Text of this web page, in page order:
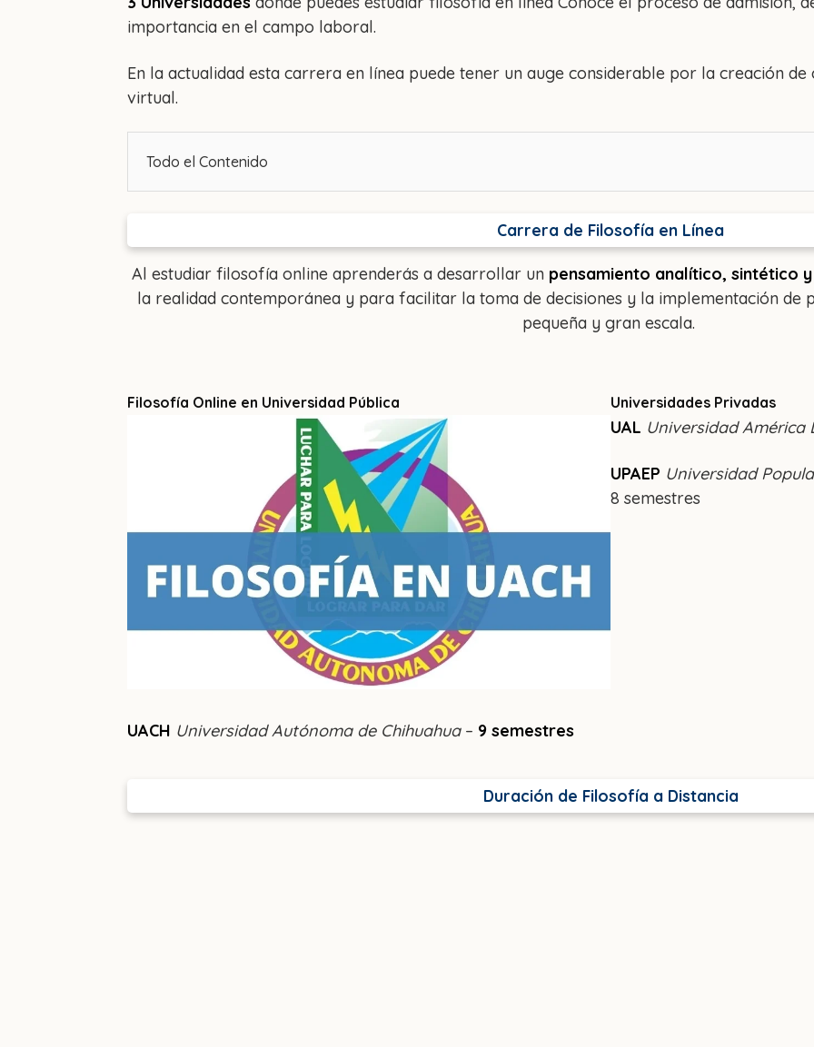
importancia en el campo laboral.
En la actualidad esta carrera en línea puede tener un auge considerable por la creación
virtual.
Todo el Contenido
Carrera de Filosofía en Línea
Al estudiar filosofía online aprenderás a desarrollar un pensamiento analítico, sintético
la realidad contemporánea y para facilitar la toma de decisiones y la implementación de
pequeña y gran escala.
Filosofía Online en Universidad Pública
UACH Universidad Autónoma de Chihuahua– 9 semestres
Universidades Privadas
UAL Universidad América
UPAEP Universidad
8 semestres
Duración de Filosofía a Distancia